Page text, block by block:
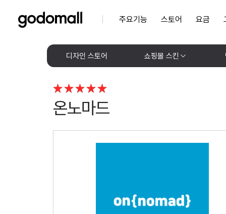
주요기능 스토어 요금
디자인 스토어 쇼핑몰 스킨
온노마드